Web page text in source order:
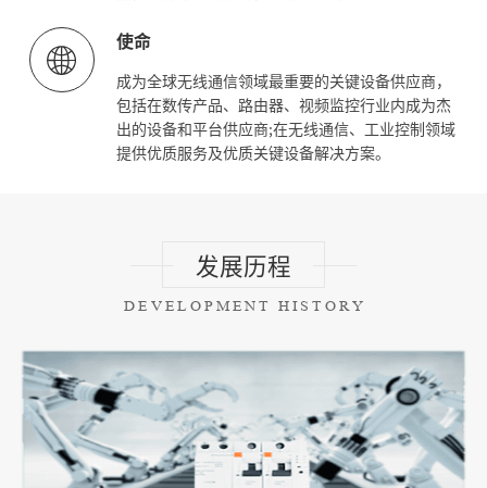
使命
成为全球无线通信领域最重要的关键设备供应商，
包括在数传产品、路由器、视频监控行业内成为杰
出的设备和平台供应商;在无线通信、工业控制领域
提供优质服务及优质关键设备解决方案。
发展历程
DEVELOPMENT HISTORY